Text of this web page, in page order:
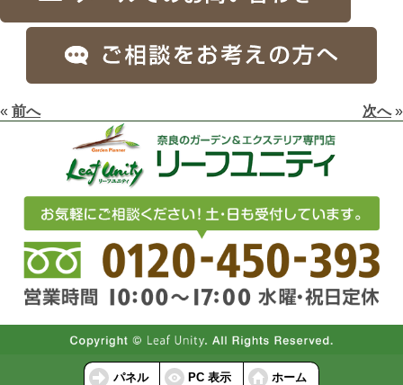
« 前へ 次へ»
パネル PC 表示 ホーム